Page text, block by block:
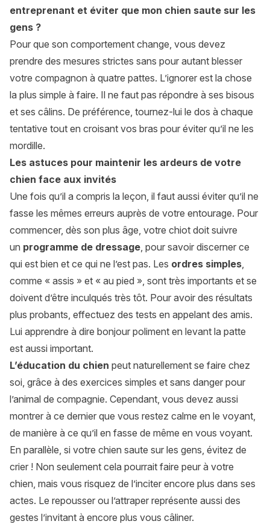
entreprenant et éviter que mon chien saute sur les
gens ?
Pour que son comportement change, vous devez
prendre des mesures strictes sans pour autant blesser
votre compagnon à quatre pattes. L’ignorer est la chose
la plus simple à faire. Il ne faut pas répondre à ses bisous
et ses câlins. De préférence, tournez-lui le dos à chaque
tentative tout en croisant vos bras pour éviter qu’il ne les
mordille.
Les astuces pour maintenir les ardeurs de votre
chien face aux invités
Une fois qu’il a compris la leçon, il faut aussi éviter qu’il ne
fasse les mêmes erreurs auprès de votre entourage. Pour
commencer, dès son plus âge, votre chiot doit suivre
un programme de dressage, pour savoir discerner ce
qui est bien et ce qui ne l’est pas. Les ordres simples,
comme « assis » et « au pied », sont très importants et se
doivent d’être inculqués très tôt. Pour avoir des résultats
plus probants, effectuez des tests en appelant des amis.
Lui apprendre à dire bonjour poliment en levant la patte
est aussi important.
L’éducation du chien peut naturellement se faire chez
soi, grâce à des exercices simples et sans danger pour
l’animal de compagnie. Cependant, vous devez aussi
montrer à ce dernier que vous restez calme en le voyant,
de manière à ce qu’il en fasse de même en vous voyant.
En parallèle, si votre chien saute sur les gens, évitez de
crier ! Non seulement cela pourrait faire peur à votre
chien, mais vous risquez de l’inciter encore plus dans ses
actes. Le repousser ou l’attraper représente aussi des
gestes l’invitant à encore plus vous câliner.